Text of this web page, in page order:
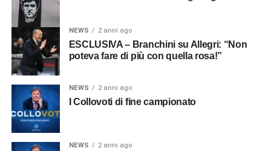
NEWS 2 anni ago
ESCLUSIVA – Branchini su Allegri: “Non
poteva fare di più con quella rosa!”
NEWS 2 anni ago
I Collovoti di fine campionato
NEWS 2 anni ago